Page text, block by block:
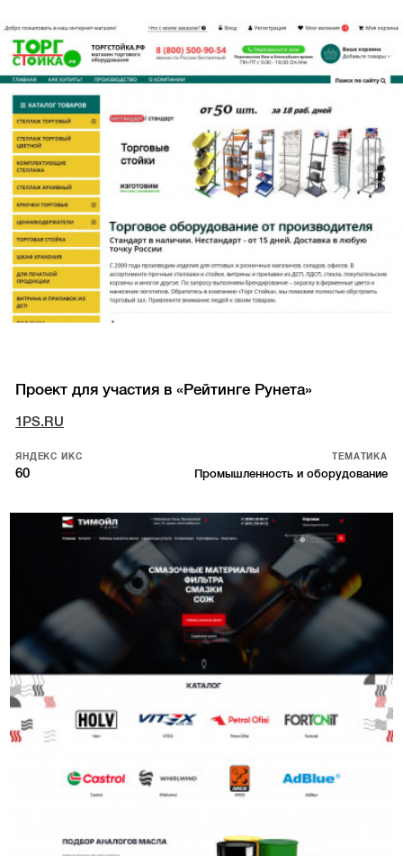
Проект для участия в «Рейтинге Рунета»
1PS.RU
ЯНДЕКС ИКС
60
ТЕМАТИКА
Промышленность и оборудование